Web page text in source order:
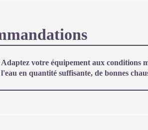
Adaptez votre équipement aux conditions
l'eau en quantité suffisante, de bonnes